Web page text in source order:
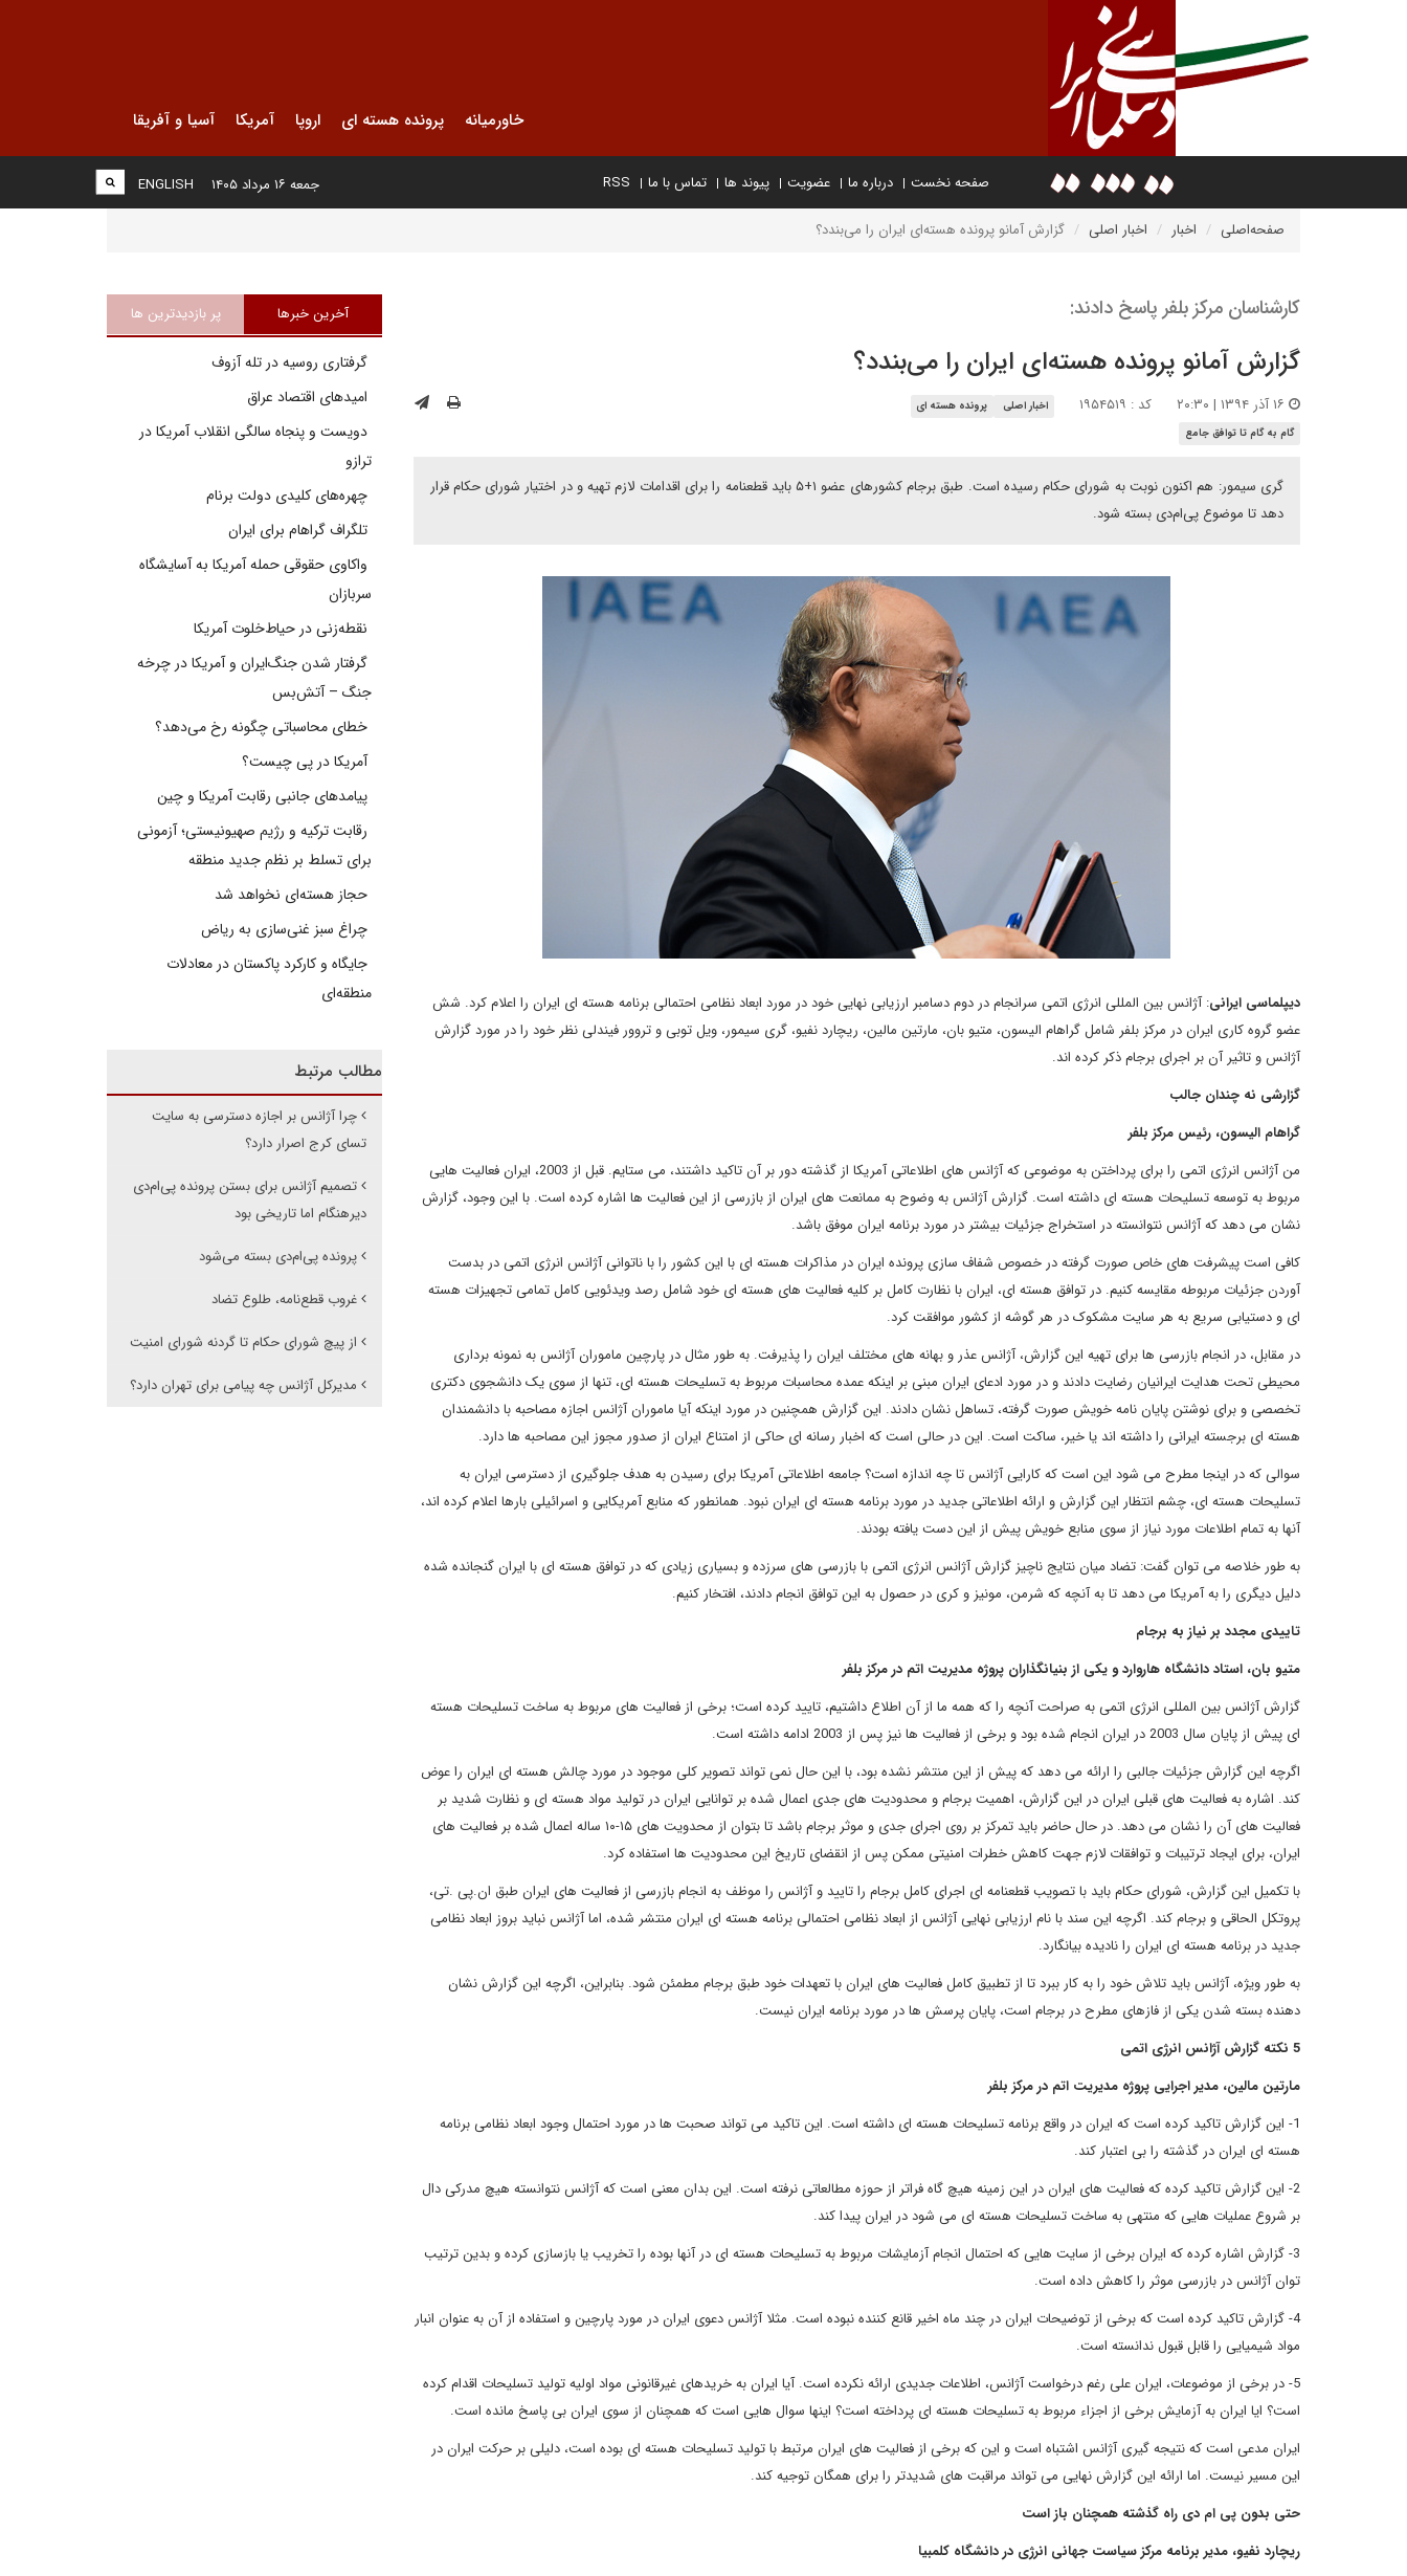
خاورمیانه پرونده هسته ای اروپا آمریکا آسیا و آفریقا
صفحه نخست درباره ما عضویت پیوند ها تماس با ما RSS
ENGLISH جمعه ۱۶ مرداد ۱۴۰۵
صفحه‌اصلی اخبار اخبار اصلی گزارش آمانو پرونده هسته‌ای ایران را می‌بندد؟
کارشناسان مرکز بلفر پاسخ دادند:
گزارش آمانو پرونده هسته‌ای ایران را می‌بندد؟
کد : ۱۹۵۴۵۱۹ اخبار اصلی
پرونده هسته ای
گام به گام تا توافق جامع
گری سیمور: هم اکنون نوبت به شورای حکام رسیده است. طبق برجام کشورهای عضو ۱+۵ باید قطعنامه را برای اقدامات لازم تهیه و در اختیار شورای حکام قرار
دهد تا موضوع پی‌ام‌دی بسته شود.
دیپلماسی ایرانی: آژانس بین المللی انرژی اتمی سرانجام در دوم دسامبر ارزیابی نهایی خود در مورد ابعاد نظامی احتمالی برنامه هسته ای ایران را اعلام کرد. شش
عضو گروه کاری ایران در مرکز بلفر شامل گراهام الیسون، متیو بان، مارتین مالین، ریچارد نفیو، گری سیمور، ویل توبی و تروور فیندلی نظر خود را در مورد گزارش
آژانس و تاثیر آن بر اجرای برجام ذکر کرده اند.
گزارشی نه چندان جالب
گراهام الیسون، رئیس مرکز بلفر
من آژانس انرژی اتمی را برای پرداختن به موضوعی که آژانس های اطلاعاتی آمریکا از گذشته دور بر آن تاکید داشتند، می ستایم. قبل از 2003، ایران فعالیت هایی
مربوط به توسعه تسلیحات هسته ای داشته است. گزارش آژانس به وضوح به ممانعت های ایران از بازرسی از این فعالیت ها اشاره کرده است. با این وجود، گزارش
نشان می دهد که آژانس نتوانسته در استخراج جزئیات بیشتر در مورد برنامه ایران موفق باشد.
کافی است پیشرفت های خاص صورت گرفته در خصوص شفاف سازی پرونده ایران در مذاکرات هسته ای با این کشور را با ناتوانی آژانس انرژی اتمی در بدست
آوردن جزئیات مربوطه مقایسه کنیم. در توافق هسته ای، ایران با نظارت کامل بر کلیه فعالیت های هسته ای خود شامل رصد ویدئویی کامل تمامی تجهیزات هسته
ای و دستیابی سریع به هر سایت مشکوک در هر گوشه از کشور موافقت کرد.
در مقابل، در انجام بازرسی ها برای تهیه این گزارش، آژانس عذر و بهانه های مختلف ایران را پذیرفت. به طور مثال در پارچین ماموران آژانس به نمونه برداری
محیطی تحت هدایت ایرانیان رضایت دادند و در مورد ادعای ایران مبنی بر اینکه عمده محاسبات مربوط به تسلیحات هسته ای، تنها از سوی یک دانشجوی دکتری
تخصصی و برای نوشتن پایان نامه خویش صورت گرفته، تساهل نشان دادند. این گزارش همچنین در مورد اینکه آیا ماموران آژانس اجازه مصاحبه با دانشمندان
هسته ای برجسته ایرانی را داشته اند یا خیر، ساکت است. این در حالی است که اخبار رسانه ای حاکی از امتناع ایران از صدور مجوز این مصاحبه ها دارد.
سوالی که در اینجا مطرح می شود این است که کارایی آژانس تا چه اندازه است؟ جامعه اطلاعاتی آمریکا برای رسیدن به هدف جلوگیری از دسترسی ایران به
تسلیحات هسته ای، چشم انتظار این گزارش و ارائه اطلاعاتی جدید در مورد برنامه هسته ای ایران نبود. همانطور که منابع آمریکایی و اسرائیلی بارها اعلام کرده اند،
آنها به تمام اطلاعات مورد نیاز از سوی منابع خویش پیش از این دست یافته بودند.
به طور خلاصه می توان گفت: تضاد میان نتایج ناچیز گزارش آژانس انرژی اتمی با بازرسی های سرزده و بسیاری زیادی که در توافق هسته ای با ایران گنجانده شده
دلیل دیگری را به آمریکا می دهد تا به آنچه که شرمن، مونیز و کری در حصول به این توافق انجام دادند، افتخار کنیم.
تاییدی مجدد بر نیاز به برجام
متیو بان، استاد دانشگاه هاروارد و یکی از بنیانگذاران پروژه مدیریت اتم در مرکز بلفر
گزارش آژانس بین المللی انرژی اتمی به صراحت آنچه را که همه ما از آن اطلاع داشتیم، تایید کرده است؛ برخی از فعالیت های مربوط به ساخت تسلیحات هسته
ای پیش از پایان سال 2003 در ایران انجام شده بود و برخی از فعالیت ها نیز پس از 2003 ادامه داشته است.
اگرچه این گزارش جزئیات جالبی را ارائه می دهد که پیش از این منتشر نشده بود، با این حال نمی تواند تصویر کلی موجود در مورد چالش هسته ای ایران را عوض
کند. اشاره به فعالیت های قبلی ایران در این گزارش، اهمیت برجام و محدودیت های جدی اعمال شده بر توانایی ایران در تولید مواد هسته ای و نظارت شدید بر
فعالیت های آن را نشان می دهد. در حال حاضر باید تمرکز بر روی اجرای جدی و موثر برجام باشد تا بتوان از محدویت های ۱۵-۱۰ ساله اعمال شده بر فعالیت های
ایران، برای ایجاد ترتیبات و توافقات لازم جهت کاهش خطرات امنیتی ممکن پس از انقضای تاریخ این محدودیت ها استفاده کرد.
با تکمیل این گزارش، شورای حکام باید با تصویب قطعنامه ای اجرای کامل برجام را تایید و آژانس را موظف به انجام بازرسی از فعالیت های ایران طبق ان.پی .تی،
پروتکل الحاقی و برجام کند. اگرچه این سند با نام ارزیابی نهایی آژانس از ابعاد نظامی احتمالی برنامه هسته ای ایران منتشر شده، اما آژانس نباید بروز ابعاد نظامی
جدید در برنامه هسته ای ایران را نادیده بیانگارد.
به طور ویژه، آژانس باید تلاش خود را به کار ببرد تا از تطبیق کامل فعالیت های ایران با تعهدات خود طبق برجام مطمئن شود. بنابراین، اگرچه این گزارش نشان
دهنده بسته شدن یکی از فازهای مطرح در برجام است، پایان پرسش ها در مورد برنامه ایران نیست.
5 نکته گزارش آژانس انرژی اتمی
مارتین مالین، مدیر اجرایی پروژه مدیریت اتم در مرکز بلفر
1- این گزارش تاکید کرده است که ایران در واقع برنامه تسلیحات هسته ای داشته است. این تاکید می تواند صحبت ها در مورد احتمال وجود ابعاد نظامی برنامه
هسته ای ایران در گذشته را بی اعتبار کند.
2- این گزارش تاکید کرده که فعالیت های ایران در این زمینه هیچ گاه فراتر از حوزه مطالعاتی نرفته است. این بدان معنی است که آژانس نتوانسته هیچ مدرکی دال
بر شروع عملیات هایی که منتهی به ساخت تسلیحات هسته ای می شود در ایران پیدا کند.
3- گزارش اشاره کرده که ایران برخی از سایت هایی که احتمال انجام آزمایشات مربوط به تسلیحات هسته ای در آنها بوده را تخریب یا بازسازی کرده و بدین ترتیب
توان آژانس در بازرسی موثر را کاهش داده است.
4- گزارش تاکید کرده است که برخی از توضیحات ایران در چند ماه اخیر قانع کننده نبوده است. مثلا آژانس دعوی ایران در مورد پارچین و استفاده از آن به عنوان انبار
مواد شیمیایی را قابل قبول ندانسته است.
5- در برخی از موضوعات، ایران علی رغم درخواست آژانس، اطلاعات جدیدی ارائه نکرده است. آیا ایران به خریدهای غیرقانونی مواد اولیه تولید تسلیحات اقدام کرده
است؟ ایا ایران به آزمایش برخی از اجزاء مربوط به تسلیحات هسته ای پرداخته است؟ اینها سوال هایی است که همچنان از سوی ایران بی پاسخ مانده است.
ایران مدعی است که نتیجه گیری آژانس اشتباه است و این که برخی از فعالیت های ایران مرتبط با تولید تسلیحات هسته ای بوده است، دلیلی بر حرکت ایران در
این مسیر نیست. اما ارائه این گزارش نهایی می تواند مراقبت های شدیدتر را برای همگان توجیه کند.
حتی بدون پی ام دی راه گذشته همچنان باز است
ریچارد نفیو، مدیر برنامه مرکز سیاست جهانی انرژی در دانشگاه کلمبیا
آخرین خبرها پر بازدیدترین ها
گرفتاری روسیه در تله آزوف
امیدهای اقتصاد عراق
دویست و پنجاه سالگی انقلاب آمریکا در
ترازو
چهره‌های کلیدی دولت برنام
تلگراف گراهام برای ایران
واکاوی حقوقی حمله آمریکا به آسایشگاه
سربازان
نقطه‌زنی در حیاط‌خلوت آمریکا
گرفتار شدن جنگ‌ایران و آمریکا در چرخه
جنگ – آتش‌بس
خطای محاسباتی چگونه رخ می‌دهد؟
آمریکا در پی چیست؟
پیامدهای جانبی رقابت آمریکا و چین
رقابت ترکیه و رژیم صهیونیستی؛ آزمونی
برای تسلط بر نظم جدید منطقه
حجاز هسته‌ای نخواهد شد
چراغ سبز غنی‌سازی به ریاض
جایگاه و کارکرد پاکستان در معادلات
منطقه‌ای
مطالب مرتبط
چرا آژانس بر اجازه دسترسی به سایت
تسای کرج اصرار دارد؟
تصمیم آژانس برای بستن پرونده پی‌ام‌دی
دیرهنگام اما تاریخی بود
پرونده پی‌ام‌دی بسته می‌شود
غروب قطع‌نامه، طلوع تضاد
از پیچ شورای حکام تا گردنه شورای امنیت
مدیرکل آژانس چه پیامی برای تهران دارد؟